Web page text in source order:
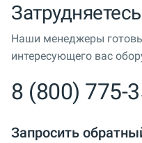
Наши менеджеры
интересующего вас
8 (800) 775-
Запросить